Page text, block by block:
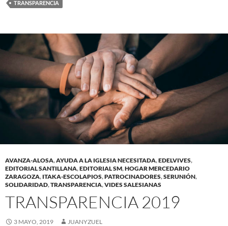
TRANSPARENCIA
AVANZA-ALOSA,AYUDA A LA IGLESIA NECESITADA,EDELVIVES,
EDITORIAL SANTILLANA,EDITORIAL SM,HOGAR MERCEDARIO
ZARAGOZA, ITAKA-ESCOLAPIOS,PATROCINADORES,SERUNIÓN,
SOLIDARIDAD,TRANSPARENCIA,VIDES SALESIANAS
TRANSPARENCIA 2019
3 MAYO, 2019 JUANYZUEL